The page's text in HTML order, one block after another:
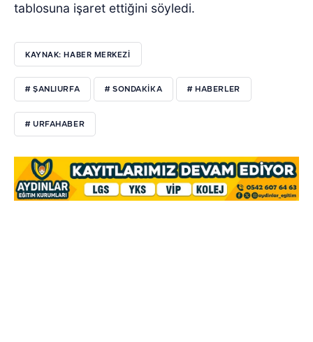
tablosuna işaret ettiğini söyledi.
KAYNAK: HABER MERKEZI
# ŞANLIURFA # SONDAKIKA # HABERLER
# URFAHABER